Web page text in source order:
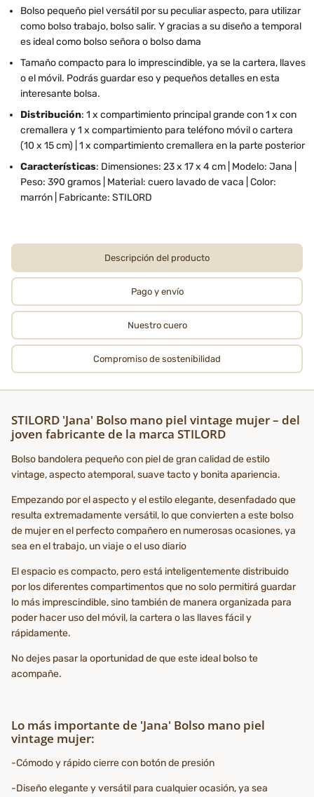
Bolso pequeño piel versátil por su peculiar aspecto, para utilizar
como bolso trabajo, bolso salir. Y gracias a su diseño a temporal
es ideal como bolso señora o bolso dama
Tamaño compacto para lo imprescindible, ya se la cartera, llaves
o el móvil. Podrás guardar eso y pequeños detalles en esta
interesante bolsa.
Distribución: 1 x compartimiento principal grande con 1 x con
cremallera y 1 x compartimiento para teléfono móvil o cartera
(10 x 15 cm) | 1 x compartimiento cremallera en la parte posterior
Características: Dimensiones: 23 x 17 x 4 cm | Modelo: Jana |
Peso: 390 gramos | Material: cuero lavado de vaca | Color:
marrón | Fabricante: STILORD
Descripción del producto
Pago y envío
Nuestro cuero
Compromiso de sostenibilidad
STILORD 'Jana' Bolso mano piel vintage mujer – del
joven fabricante de la marca STILORD
Bolso bandolera pequeño con piel de gran calidad de estilo
vintage, aspecto atemporal, suave tacto y bonita apariencia.
Empezando por el aspecto y el estilo elegante, desenfadado que
resulta extremadamente versátil, lo que convierten a este bolso
de mujer en el perfecto compañero en numerosas ocasiones, ya
sea en el trabajo, un viaje o el uso diario
El espacio es compacto, pero está inteligentemente distribuido
por los diferentes compartimentos que no solo permitirá guardar
lo más imprescindible, sino también de manera organizada para
poder hacer uso del móvil, la cartera o las llaves fácil y
rápidamente.
No dejes pasar la oportunidad de que este ideal bolso te
acompañe.
Lo más importante de 'Jana' Bolso mano piel
vintage mujer:
-Cómodo y rápido cierre con botón de presión
-Diseño elegante y versátil para cualquier ocasión, ya sea